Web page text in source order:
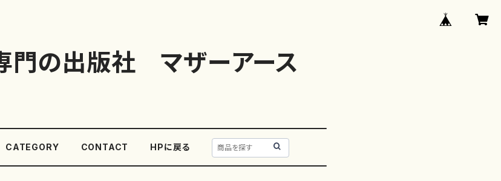
門の出版社 マザーアース
CATEGORY CONTACT HPに戻る